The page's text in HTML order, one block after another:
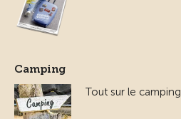
Camping
Tout sur le camping